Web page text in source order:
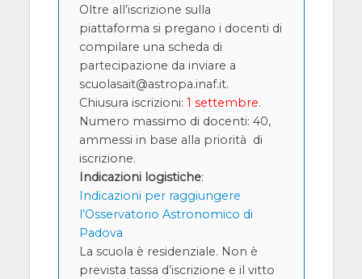
Oltre all’iscrizione sulla
piattaforma si pregano i docenti di
compilare una scheda di
partecipazione da inviare a
scuolasait@astropa.inaf.it.
Chiusura iscrizioni: 1 settembre.
Numero massimo di docenti: 40,
ammessi in base alla priorità di
iscrizione.
Indicazioni logistiche:
Indicazioni per raggiungere
l’Osservatorio Astronomico di
Padova
La scuola è residenziale. Non è
prevista tassa d’iscrizione e il vitto